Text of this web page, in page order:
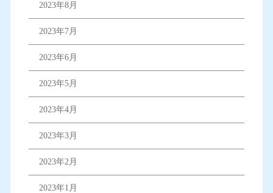
2023年8月
2023年7月
2023年6月
2023年5月
2023年4月
2023年3月
2023年2月
2023年1月